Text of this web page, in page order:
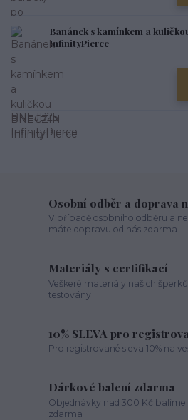
Banánek s kamínkem a
InfinityPierce
Osobní odběr a doprava
V případě osobního odběru a
máte dopravu od nás zdarma
Materiály s certifikací
Veškeré materiály našich
testovány
10% SLEVA pro
Pro registrované sleva 10% na
Dárkové balení zdarma
Objednávky nad 300 Kč
zdarma